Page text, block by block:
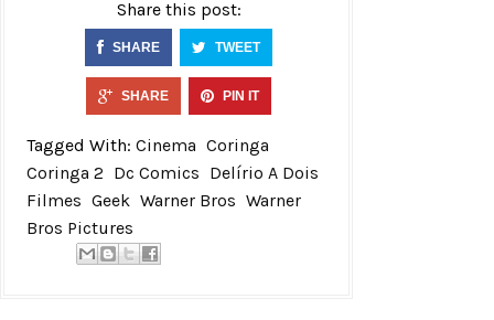
Share this post:
SHARE TWEET
SHARE PIN IT
Tagged With: Cinema Coringa
Coringa 2 Dc Comics Delírio A Dois
Filmes Geek Warner Bros Warner
Bros Pictures